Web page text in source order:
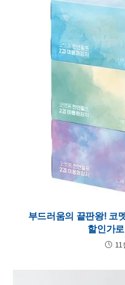
부드러움의 끝판왕! 코
할인가
11